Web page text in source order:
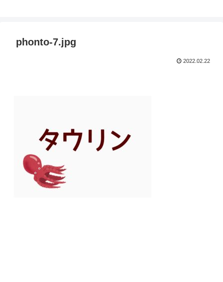
phonto-7.jpg
2022.02.22